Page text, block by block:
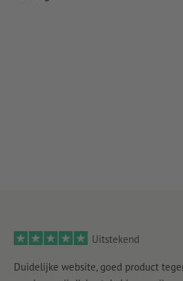
Uitstekend
Duidelijke website, goed product